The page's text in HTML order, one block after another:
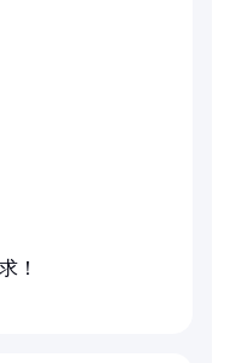
！